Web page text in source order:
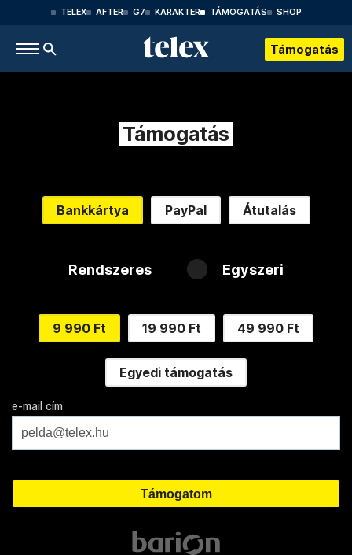
TELEX AFTER G7 KARAKTER TÁMOGATÁS SHOP
Támogatás
Támogatás
Bankkártya PayPal Átutalás
Rendszeres Egyszeri
9 990 Ft 19 990 Ft 49 990 Ft
Egyedi támogatás
e-mail cím